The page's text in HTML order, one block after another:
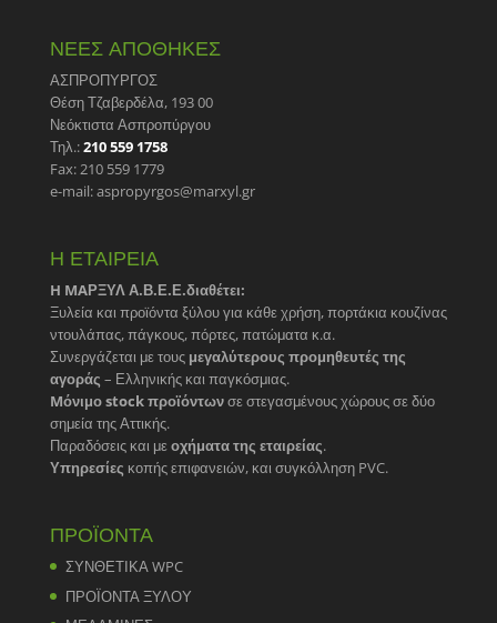
ΝΕΕΣ ΑΠΟΘΗΚΕΣ
ΑΣΠΡΟΠΥΡΓΟΣ
Θέση Τζαβερδέλα, 193 00
Νεόκτιστα Ασπροπύργου
Τηλ.:210 559 1758
Fax: 210 559 1779
e-mail: aspropyrgos@marxyl.gr
Η ΕΤΑΙΡΕΙΑ
H MAΡΞΥΛ Α.Β.Ε.Ε.διαθέτει:
Ξυλεία και προϊόντα ξύλου για κάθε χρήση, πορτάκια κουζίνας
ντουλάπας, πάγκους, πόρτες, πατώματα κ.α.
Συνεργάζεται με τους μεγαλύτερους προμηθευτές της
αγοράς – Ελληνικής και παγκόσμιας.
Mόνιμο stock προϊόντωνσε στεγασμένους χώρους σε δύο
σημεία της Αττικής.
Παραδόσεις και μεοχήματα της εταιρείας.
Υπηρεσίες κοπής επιφανειών, και συγκόλληση PVC.
ΠΡΟΪΟΝΤΑ
ΣΥΝΘΕΤΙΚΑ WPC
ΠΡΟΪΟΝΤΑ ΞΥΛΟΥ